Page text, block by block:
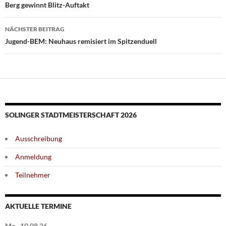
Berg gewinnt Blitz-Auftakt
NÄCHSTER BEITRAG
Jugend-BEM: Neuhaus remisiert im Spitzenduell
SOLINGER STADTMEISTERSCHAFT 2026
Ausschreibung
Anmeldung
Teilnehmer
AKTUELLE TERMINE